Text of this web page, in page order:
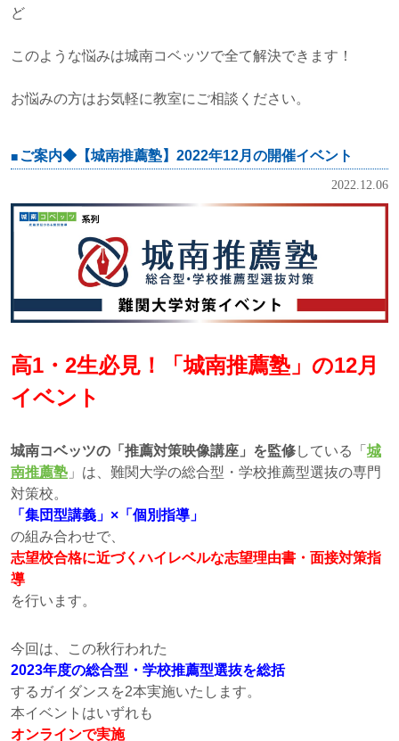
ど
このような悩みは城南コベッツで全て解決できます！
お悩みの方はお気軽に教室にご相談ください。
ご案内◆【城南推薦塾】2022年12月の開催イベント
2022.12.06
高1・2生必見！「城南推薦塾」の12月
イベント
城南コベッツの「推薦対策映像講座」を監修している「 城
南推薦塾 」は、難関大学の総合型・学校推薦型選抜の専門
対策校。
「集団型講義」×「個別指導」
の組み合わせで、
志望校合格に近づくハイレベルな志望理由書・面接対策指
導
を行います。
今回は、この秋行われた
2023年度の総合型・学校推薦型選抜を総括
するガイダンスを2本実施いたします。
本イベントはいずれも
オンラインで実施